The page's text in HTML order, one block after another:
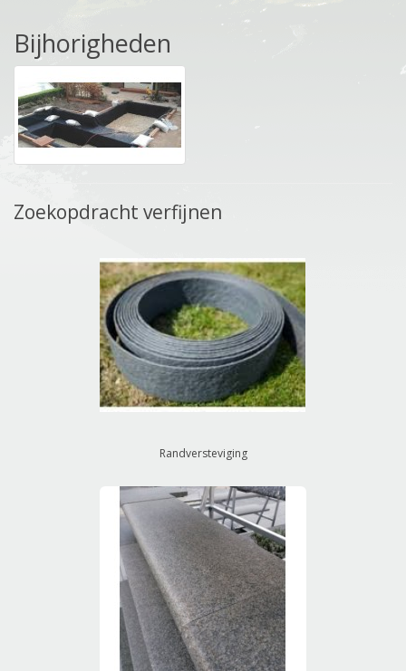
Bijhorigheden
Zoekopdracht verfijnen
Randversteviging